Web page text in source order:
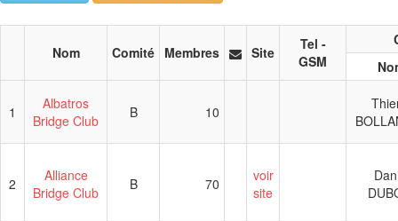
Nom Comité Membres Site
Tel -
GSM
1
Albatros
Bridge Club
B 10
2
Alliance
Bridge Club
B 70
voir
site